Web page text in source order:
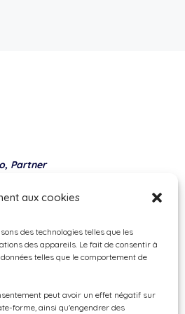
aux cookies
des technologies telles que les
des appareils. Le fait de consentir à
telles que le comportement de
peut avoir un effet négatif sur
forme, ainsi qu'engendrer des
Partner
of payment